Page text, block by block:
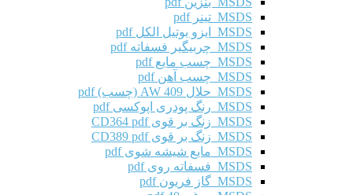
MSDS تینر pdf
MSDS ایزو بوتیل الکل pdf
MSDS چربیگیر فسفاته pdf
MSDS چسب مایع pdf
MSDS چسب آهن pdf
MSDS حلال AW 409 (چسب) pdf
MSDS رنگ پودری اپوکسی pdf
MSDS زنگ بر قوی CD364 pdf
MSDS زنگ بر قوی CD389 pdf
MSDS مایع شیشه شوی pdf
MSDS فسفاته روی pdf
MSDS گاز فریون pdf